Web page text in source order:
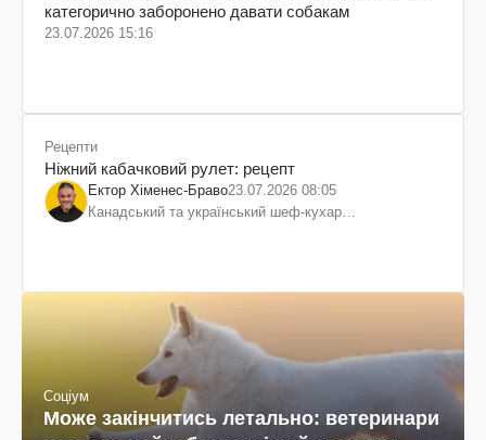
категорично заборонено давати собакам
23.07.2026 15:16
Рецепти
Ніжний кабачковий рулет: рецепт
Ектор Хіменес-Браво23.07.2026 08:05
Канадський та український шеф-кухар
Соціум
Може закінчитись летально: ветеринари